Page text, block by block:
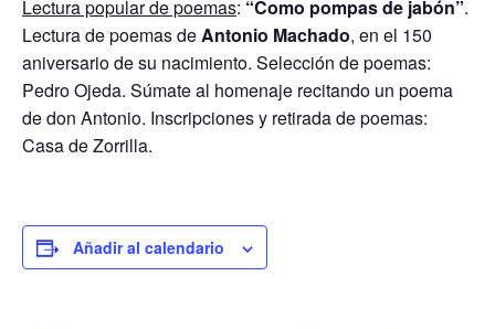
Lectura popular de poemas: “Como pompas de jabón”.
Lectura de poemas deAntonio Machado, en el 150
aniversario de su nacimiento. Selección de poemas:
Pedro Ojeda. Súmate al homenaje recitando un poema
de don Antonio. Inscripciones y retirada de poemas:
Casa de Zorrilla.
Añadir al calendario